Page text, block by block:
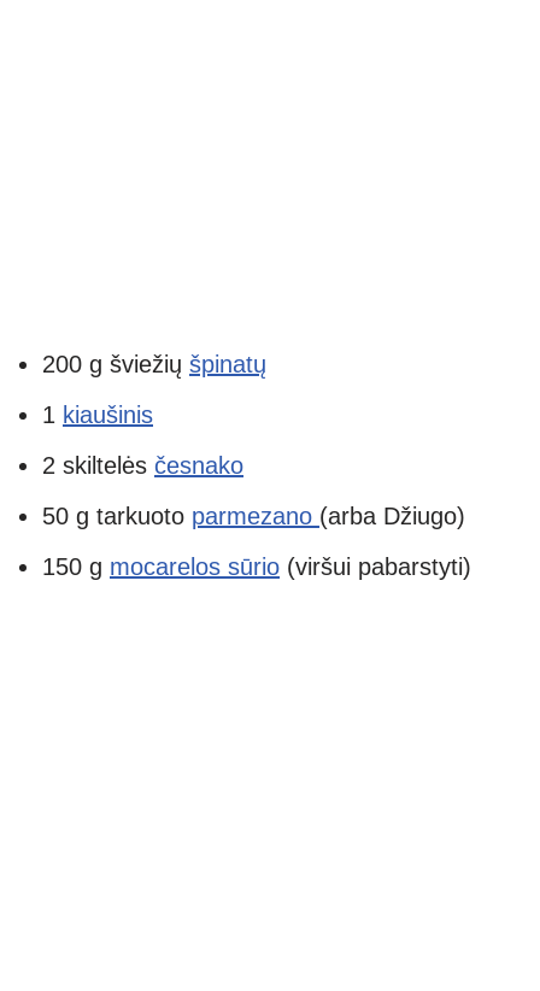
200 g šviežių špinatų
1 kiaušinis
2 skiltelės česnako
50 g tarkuoto parmezano (arba Džiugo)
150 g mocarelos sūrio (viršui pabarstyti)